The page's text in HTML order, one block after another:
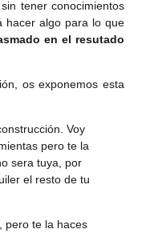
tener conocimientos
hacer algo para lo que
en el resutado
os exponemos esta
Voy
pero te la
sera tuya, por
el resto de tu
pero te la haces